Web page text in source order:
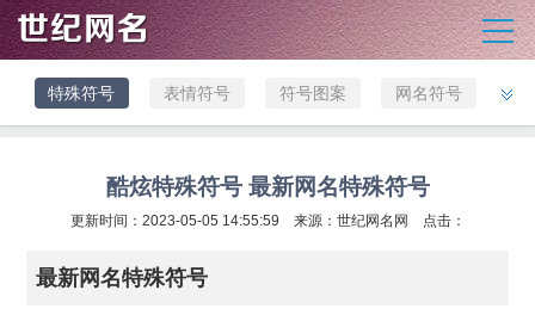
特殊符号 表情符号 符号图案 网名符号
酷炫特殊符号 最新网名特殊符号
更新时间：2023-05-05 14:55:59 来源： 世纪网名网 点击：
最新网名特殊符号